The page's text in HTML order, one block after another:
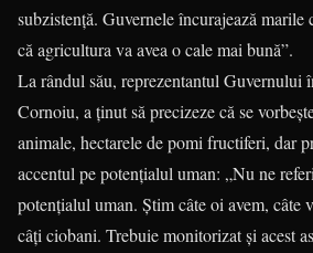
subzistență. Guvernele încurajează
că agricultura va avea o cale mai bună”.
La rândul său, reprezentantul Guvernului
Cornoiu, a ținut să precizeze că se
animale, hectarele de pomi fructiferi, dar
accentul pe potențialul uman: „Nu ne
potențialul uman. Știm câte oi avem, câte
câți ciobani. Trebuie monitorizat și acest